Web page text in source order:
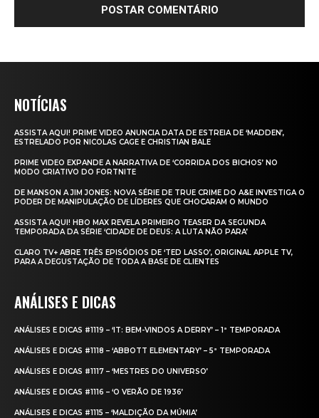
NOTÍCIAS
ASSISTA AQUI! PRIME VIDEO ANUNCIA DATA DE ESTREIA DE ‘MADDEN’,
ESTRELADO POR NICOLAS CAGE E CHRISTIAN BALE
PRIME VIDEO EXPANDE A NARRATIVA DE ‘CORRIDA DOS BICHOS’ NO
MODO CRIATIVO DO FORTNITE
DE MANSON A JIM JONES: NOVA SÉRIE DE TRUE CRIME DO A&E INVESTIGA O
PODER DE MANIPULAÇÃO DE LÍDERES QUE CHOCARAM O MUNDO
ASSISTA AQUI! HBO MAX REVELA PRIMEIRO TEASER DA SEGUNDA
TEMPORADA DA SÉRIE ‘CIDADE DE DEUS: A LUTA NÃO PARA’
CLARO TV+ ABRE TRÊS EPISÓDIOS DE ‘TED LASSO’, ORIGINAL APPLE TV,
PARA A DEGUSTAÇÃO DE TODA A BASE DE CLIENTES
ANÁLISES E DICAS
ANÁLISES E DICAS #1119 – ‘IT: BEM-VINDOS A DERRY’ – 1ª TEMPORADA
ANÁLISES E DICAS #1118 – ‘ABBOTT ELEMENTARY’ – 5ª TEMPORADA
ANÁLISES E DICAS #1117 – ‘MESTRES DO UNIVERSO’
ANÁLISES E DICAS #1116 – ‘O VERÃO DE 1936’
ANÁLISES E DICAS #1115 – ‘MALDIÇÃO DA MÚMIA’